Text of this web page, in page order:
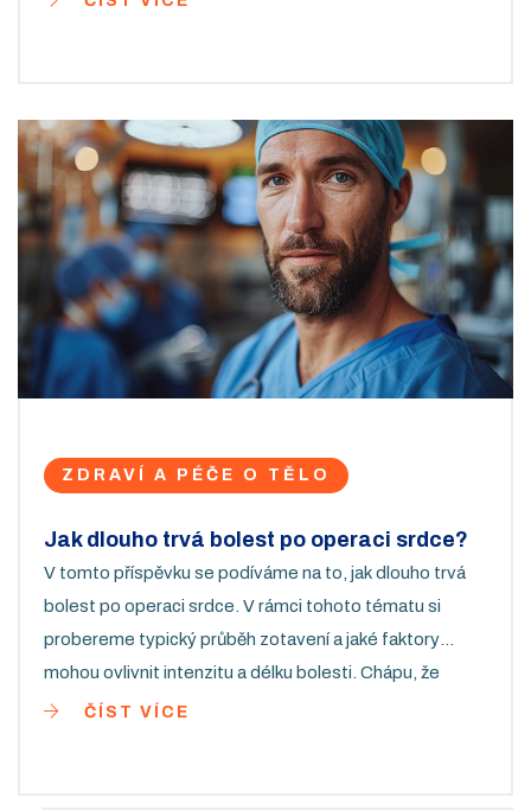
ZDRAVÍ A PÉČE O TĚLO
Jak dlouho trvá bolest po operaci srdce?
V tomto příspěvku se podíváme na to, jak dlouho trvá
bolest po operaci srdce. V rámci tohoto tématu si
probereme typický průběh zotavení a jaké faktory
mohou ovlivnit intenzitu a délku bolesti. Chápu, že
každý z nás je jedinečný, a proto se tato otázka nemůže
ČÍST VÍCE